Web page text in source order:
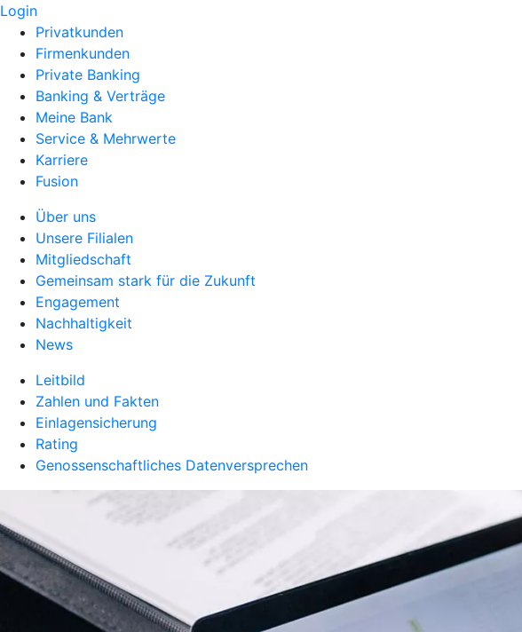
Login
Privatkunden
Firmenkunden
Private Banking
Banking & Verträge
Meine Bank
Service & Mehrwerte
Karriere
Fusion
Über uns
Unsere Filialen
Mitgliedschaft
Gemeinsam stark für die Zukunft
Engagement
Nachhaltigkeit
News
Leitbild
Zahlen und Fakten
Einlagensicherung
Rating
Genossenschaftliches Datenversprechen